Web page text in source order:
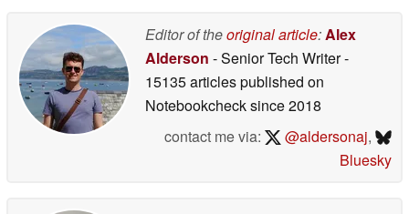
Editor of theoriginal article:Alex
Alderson - Senior Tech Writer-
15135 articles published on
Notebookchecksince 2018
contact me via:
@aldersonaj,
Bluesky